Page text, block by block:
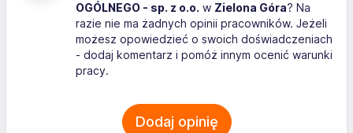
OGÓLNEGO - sp. z o.o. w Zielona Góra? Na
razie nie ma żadnych opinii pracowników. Jeżeli
możesz opowiedzieć o swoich doświadczeniach
- dodaj komentarz i pomóż innym ocenić warunki
pracy.
Dodaj opinię